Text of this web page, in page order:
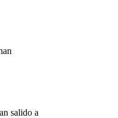
salido a